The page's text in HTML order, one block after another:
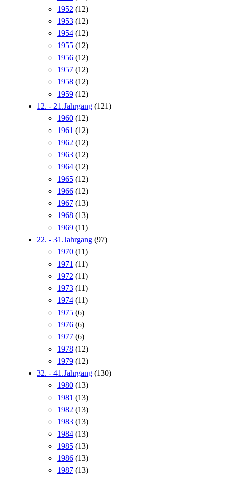
1952 (12)
1953 (12)
1954 (12)
1955 (12)
1956 (12)
1957 (12)
1958 (12)
1959 (12)
12. - 21.Jahrgang (121)
1960 (12)
1961 (12)
1962 (12)
1963 (12)
1964 (12)
1965 (12)
1966 (12)
1967 (13)
1968 (13)
1969 (11)
22. - 31.Jahrgang (97)
1970 (11)
1971 (11)
1972 (11)
1973 (11)
1974 (11)
1975 (6)
1976 (6)
1977 (6)
1978 (12)
1979 (12)
32. - 41.Jahrgang (130)
1980 (13)
1981 (13)
1982 (13)
1983 (13)
1984 (13)
1985 (13)
1986 (13)
1987 (13)